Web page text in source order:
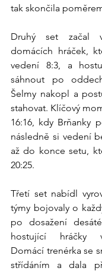
tak skončila
Druhý set začal
domácích hráček,
vedení 8:3, a
sáhnout po
Šelmy nakopl a
stahovat. Klíčový
16:16, kdy Brňanky
následně si vedení
až do konce setu,
20:25.
Třetí set nabídl
týmy bojovaly o
po dosažení
hostující hráčky
Domácí trenérka se
střídáním a dala